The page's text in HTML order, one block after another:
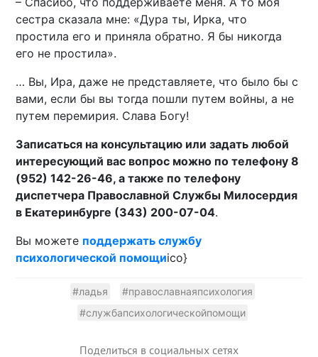
сестра сказала мне: «Дура ты, Ирка, что
простила его и приняла обратно. Я бы никогда
его не простила».
… Вы, Ира, даже не представляете, что было бы с
вами, если бы вы тогда пошли путем войны, а не
путем перемирия. Слава Богу!
Записаться на консультацию или задать любой
интересующий вас вопрос можно по телефону 8
(952) 142-26-46, а также по телефону
диспетчера Православной Службы Милосердия
в Екатеринбурге (343) 200-07-04.
Вы можете поддержать службу
психологической помощиico}
#ладья
#православнаяпсихология
#службапсихологическойпомощи
Поделиться в социальных сетях